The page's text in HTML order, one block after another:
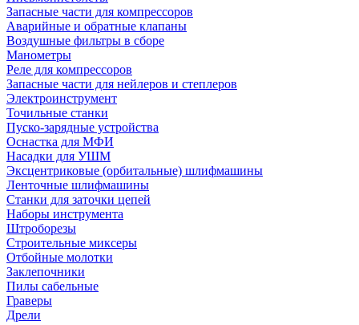
Запасные части для компрессоров
Аварийные и обратные клапаны
Воздушные фильтры в сборе
Манометры
Реле для компрессоров
Запасные части для нейлеров и степлеров
Электроинструмент
Точильные станки
Пуско-зарядные устройства
Оснастка для МФИ
Насадки для УШМ
Эксцентриковые (орбитальные) шлифмашины
Ленточные шлифмашины
Станки для заточки цепей
Наборы инструмента
Штроборезы
Строительные миксеры
Отбойные молотки
Заклепочники
Пилы сабельные
Граверы
Дрели